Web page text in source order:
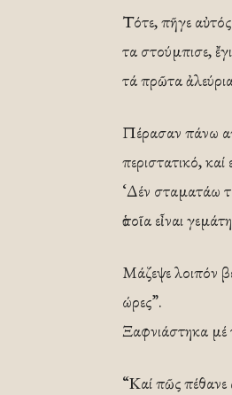
Τότε, πῆγε
τα στούμπισε,
τά πρῶτα
Πέρασαν πάνω
περιστατικό, καί
‘Δέν σταματάω
ὁποῖα εἶναι
Μάζεψε λοιπόν
ώρες”.
Ξαφνιάστηκα μέ
“Καί πῶς πέθανε